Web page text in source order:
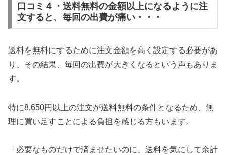
口コミ４・送料無料の金額以上になるように注
文すると、毎回の出費が痛い・・・
送料を無料にするために注文金額を高く設定する必要があ
り、その結果、毎回の出費が大きくなるという声もありま
す。
特に8,650円以上の注文が送料無料の条件となるため、無
理に買い足すことによる負担を感じる方もいます。
「必要なものだけで済ませたいのに、送料を気にして余計